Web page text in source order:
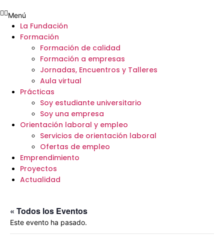
Menú
La Fundación
Formación
Formación de calidad
Formación a empresas
Jornadas, Encuentros y Talleres
Aula virtual
Prácticas
Soy estudiante universitario
Soy una empresa
Orientación laboral y empleo
Servicios de orientación laboral
Ofertas de empleo
Emprendimiento
Proyectos
Actualidad
« Todos los Eventos
Este evento ha pasado.